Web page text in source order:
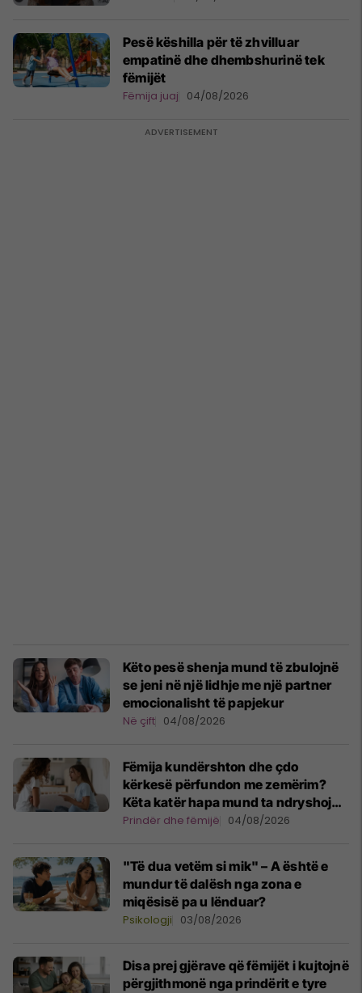
Pesë këshilla për të zhvilluar
empatinë dhe dhembshurinë tek
fëmijët
Fëmija juaj 04/08/2026
Këto pesë shenja mund të zbulojnë
se jeni në një lidhje me një partner
emocionalisht të papjekur
Në çift 04/08/2026
Fëmija kundërshton dhe çdo
kërkesë përfundon me zemërim?
Këta katër hapa mund ta ndryshojnë
situatën
Prindër dhe fëmijë 04/08/2026
"Të dua vetëm si mik" – A është e
mundur të dalësh nga zona e
miqësisë pa u lënduar?
Psikologji 03/08/2026
Disa prej gjërave që fëmijët i kujtojnë
përgjithmonë nga prindërit e tyre